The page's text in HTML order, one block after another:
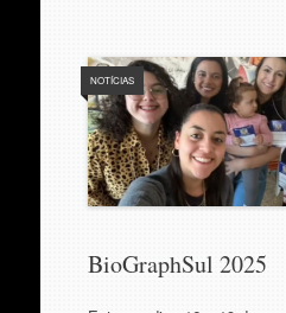
NOTÍCIAS
BioGraphSul 2025